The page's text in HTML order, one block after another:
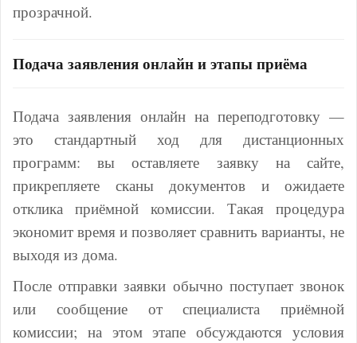
прозрачной.
Подача заявления онлайн и этапы приёма
Подача заявления онлайн на переподготовку —
это стандартный ход для дистанционных
программ: вы оставляете заявку на сайте,
прикрепляете сканы документов и ожидаете
отклика приёмной комиссии. Такая процедура
экономит время и позволяет сравнить варианты, не
выходя из дома.
После отправки заявки обычно поступает звонок
или сообщение от специалиста приёмной
комиссии; на этом этапе обсуждаются условия